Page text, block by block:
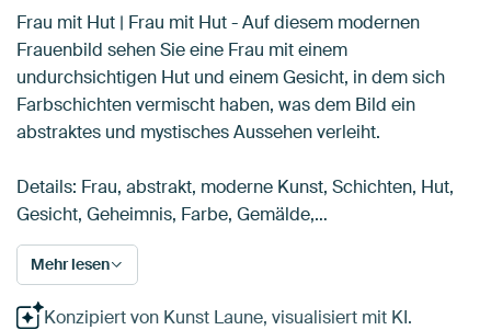
Frau mit Hut | Frau mit Hut - Auf diesem modernen
Frauenbild sehen Sie eine Frau mit einem
undurchsichtigen Hut und einem Gesicht, in dem sich
Farbschichten vermischt haben, was dem Bild ein
abstraktes und mystisches Aussehen verleiht.
Details: Frau, abstrakt, moderne Kunst, Schichten, Hut,
Gesicht, Geheimnis, Farbe, Gemälde,…
Mehr lesen
Konzipiert von Kunst Laune, visualisiert mit KI.